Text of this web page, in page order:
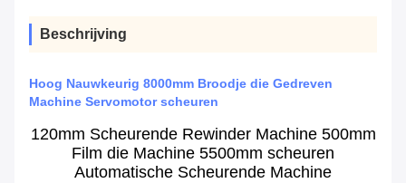
Beschrijving
Hoog Nauwkeurig 8000mm Broodje die Gedreven
Machine Servomotor scheuren
120mm Scheurende Rewinder Machine 500mm
Film die Machine 5500mm scheuren
Automatische Scheurende Machine